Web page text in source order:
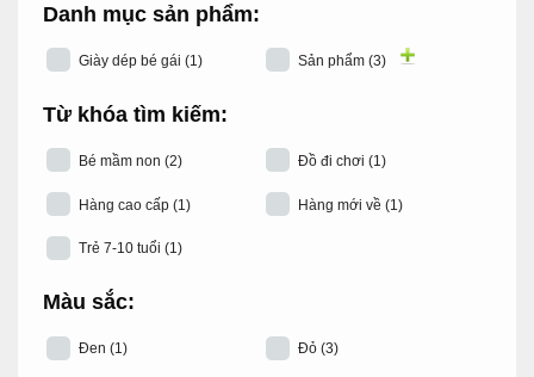
Danh mục sản phẩm:
Giày dép bé gái (1) Sản phẩm (3)
Từ khóa tìm kiếm:
Bé mầm non (2) Đồ đi chơi (1)
Hàng cao cấp (1) Hàng mới về (1)
Trẻ 7-10 tuổi (1)
Màu sắc:
Đen (1) Đỏ (3)